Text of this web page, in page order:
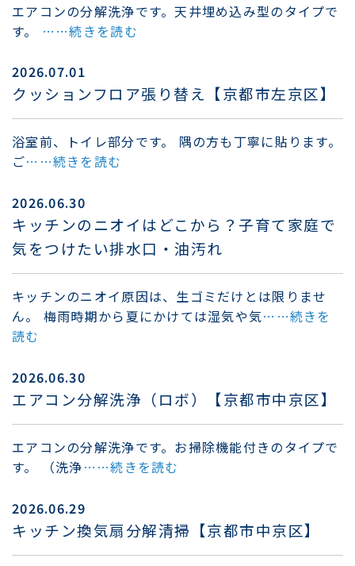
エアコンの分解洗浄です。天井埋め込み型のタイプで
す。 ……続きを読む
2026.07.01
クッションフロア張り替え【京都市左京区】
浴室前、トイレ部分です。 隅の方も丁寧に貼ります。
ご……続きを読む
2026.06.30
キッチンのニオイはどこから？子育て家庭で
気をつけたい排水口・油汚れ
キッチンのニオイ原因は、生ゴミだけとは限りませ
ん。 梅雨時期から夏にかけては湿気や気……続きを
読む
2026.06.30
エアコン分解洗浄（ロボ）【京都市中京区】
エアコンの分解洗浄です。お掃除機能付きのタイプで
す。 （洗浄……続きを読む
2026.06.29
キッチン換気扇分解清掃【京都市中京区】